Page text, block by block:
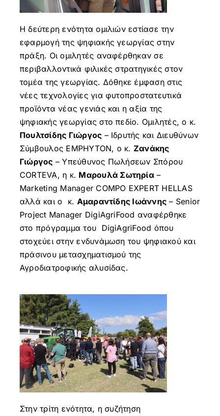
Η δεύτερη ενότητα ομιλιών εστίασε την
εφαρμογή της ψηφιακής γεωργίας στην
πράξη. Οι ομιλητές αναφέρθηκαν σε
περιβαλλοντικά φιλικές στρατηγικές στον
τομέα της γεωργίας. Δόθηκε έμφαση στις
νέες τεχνολογίες για φυτοπροστατευτικά
προϊόντα νέας γενιάς και η αξία της
ψηφιακής γεωργίας στο πεδίο. Ομιλητές, ο κ.
Πουλτσίδης Γιώργος – Ιδρυτής και Διευθύνων
Σύμβουλος EMPHYTON, ο κ. Ζανάκης
Γιώργος – Υπεύθυνος Πωλήσεων Σπόρου
CORTEVA, η κ. Μαρουλά Σωτηρία–
Marketing Manager COMPO EXPERT HELLAS
αλλά και ο κ. Αμαραντίδης Ιωάννης – Senior
Project Manager DigiAgriFood αναφέρθηκε
στο πρόγραμμα του DigiAgriFood όπου
στοχεύει στην ενδυνάμωση του ψηφιακού και
πράσινου μετασχηματισμού της
Αγροδιατροφικής αλυσίδας.
Στην τρίτη ενότητα, η συζήτηση